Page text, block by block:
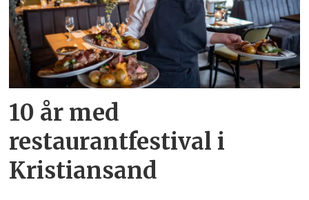
10 år med
restaurantfestival i
Kristiansand